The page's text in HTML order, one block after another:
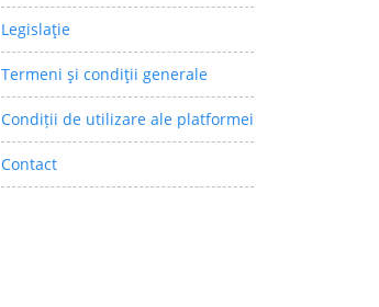
Legislaţie
Termeni şi condiţii generale
Condiții de utilizare ale platformei
Contact